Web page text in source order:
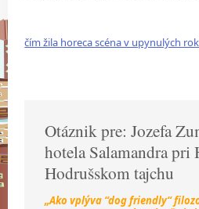
čím žila horeca scéna v upynulých
Otáznik pre: Jozefa
hotela Salamandra pri
Hodrušskom tajchu
„Ako vplýva “dog friendly“